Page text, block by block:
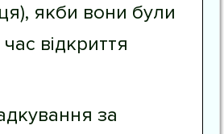
якби вони були
відкриття
за